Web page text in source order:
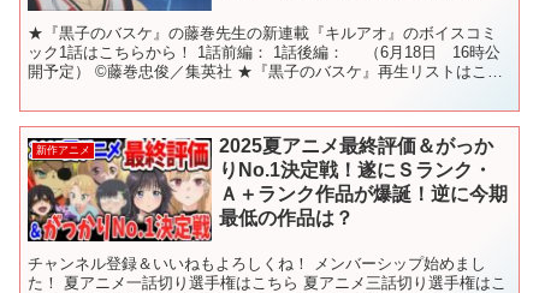
★『黒子のバスケ』の藤巻先生の新連載『キルアオ』のボイスコミ
ック1話はこちらから！ 1話前編： 1話後編： （6月18日 16時公
開予定） ©藤巻忠俊／集英社 ★『黒子のバスケ』再生リストはこち
新作アニメ
2025夏アニメ最終評価＆がっか
りNo.1決定戦！遂にＳランク・
Ａ＋ランク作品が爆誕！逆に今期
最低の作品は？
チャンネル登録＆いいねもよろしくね！ メンバーシップ始めまし
た！ 夏アニメ一話切り選手権はこちら 夏アニメ三話切り選手権はこ